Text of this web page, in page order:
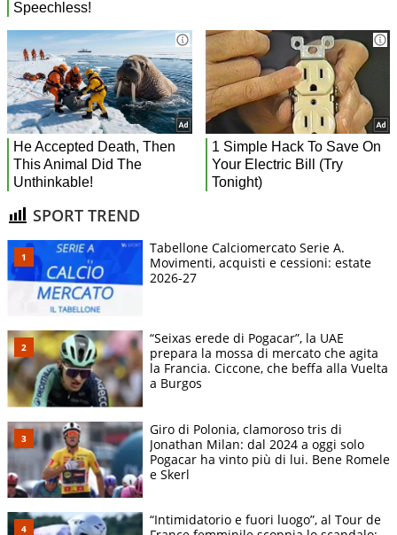
SPORT TREND
Tabellone Calciomercato Serie A.
Movimenti, acquisti e cessioni: estate
2026-27
“Seixas erede di Pogacar”, la UAE
prepara la mossa di mercato che agita
la Francia. Ciccone, che beffa alla Vuelta
a Burgos
Giro di Polonia, clamoroso tris di
Jonathan Milan: dal 2024 a oggi solo
Pogacar ha vinto più di lui. Bene Romele
e Skerl
“Intimidatorio e fuori luogo”, al Tour de